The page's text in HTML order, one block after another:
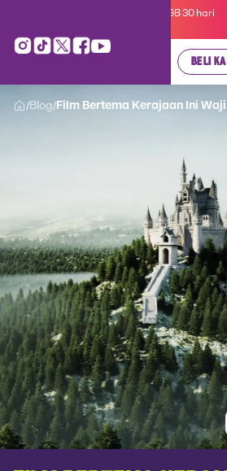
Kartu Perdana AXIS Suka-Suka 3GB 30 hari
BELI
/Blog/ Film Bertema Kerajaan Ini